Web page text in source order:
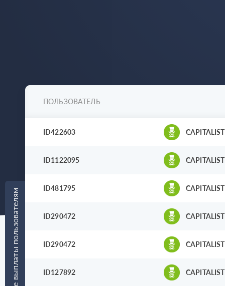
Последние выплаты пользователям
ПОЛЬЗОВАТЕЛЬ
ID422603 CAPITALIST
ID1122095 CAPITALIST
ID481795 CAPITALIST
ID290472 CAPITALIST
ID290472 CAPITALIST
ID127892 CAPITALIST